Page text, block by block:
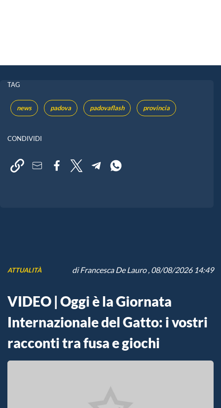
TAG
news padova padovaflash provincia
CONDIVIDI
ATTUALITÀ diFrancesca De Lauro, 08/08/2026 14:49
VIDEO | Oggi è la Giornata
Internazionale del Gatto: i vostri
racconti tra fusa e giochi